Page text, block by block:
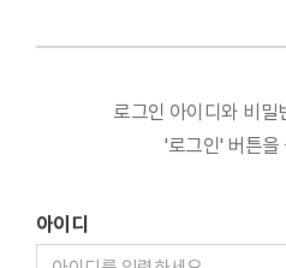
로그인 아이디와 비밀
'로그인' 버튼을
아이디